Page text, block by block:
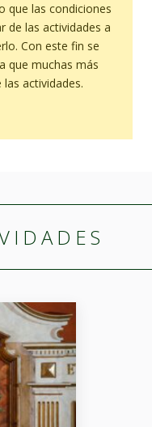
que las condiciones
de las actividades a
Con este fin se
que muchas más
actividades.